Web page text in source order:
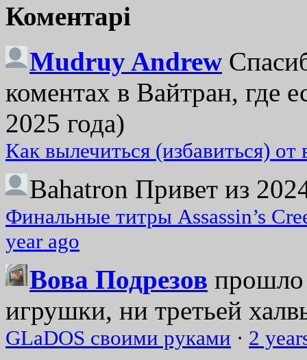
Коментарі
Mudruy Andrew
коментах в Вайтран, где
2025 года)
Как вылечиться (избавиться)
Bahatron Привет из
Финальные титры Assassin’s
year ago
Вова Подрезов прошло
игрушки, ни третьей
GLaDOS своими руками · 2